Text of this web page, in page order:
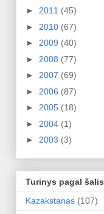
► 2011 (45)
► 2010 (67)
► 2009 (40)
► 2008 (77)
► 2007 (69)
► 2006 (87)
► 2005 (18)
► 2004 (1)
► 2003 (3)
Turinys pagal šalis
Kazakstanas (107)